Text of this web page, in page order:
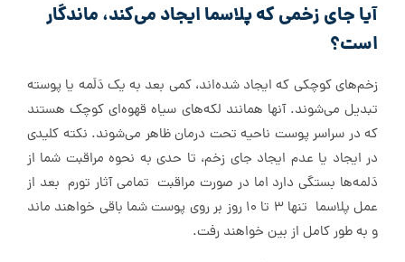
آیا جای زخمی که پلاسما ایجاد می‌کند، ماندگار
است؟
زخم‌های کوچکی که ایجاد شده‌اند، کمی بعد به یک دَلَمه یا پوسته
تبدیل می‌شوند. آنها همانند لکه‌های سیاه قهوه‌ای کوچک هستند
که در سراسر پوست ناحیه تحت درمان ظاهر می‌شوند. نکته کلیدی
در ایجاد یا عدم ایجاد جای زخم، تا حدی به نحوه مراقبت شما از
دَلمه‌ها بستگی دارد اما در صورت مراقبت تمامی آثار تورم بعد از
عمل پلاسما تنها ۳ تا ۱۰ روز بر روی پوست شما باقی خواهند ماند
و به طور کامل از بین خواهند رفت.